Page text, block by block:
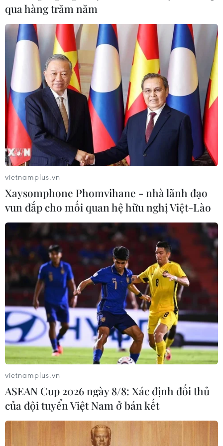
TIN CÙNG CHUYÊN MỤC
qua hàng trăm năm
vietnamplus.vn
Xaysomphone Phomvihane - nhà lãnh đạo
vun đắp cho mối quan hệ hữu nghị Việt-Lào
vietnamplus.vn
ASEAN Cup 2026 ngày 8/8: Xác định đối thủ
của đội tuyển Việt Nam ở bán kết